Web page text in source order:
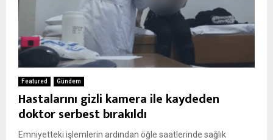
Featured Gündem
Hastalarını gizli kamera ile kaydeden
doktor serbest bırakıldı
Emniyetteki işlemlerin ardından öğle saatlerinde sağlık